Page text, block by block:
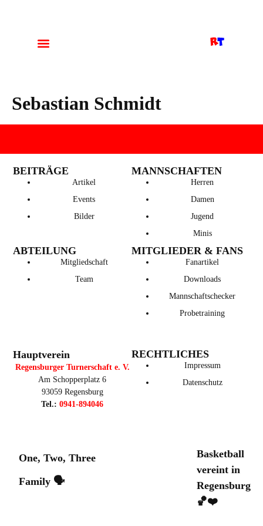
Sebastian Schmidt
BEITRÄGE
Artikel
Events
Bilder
MANNSCHAFTEN
Herren
Damen
Jugend
Minis
ABTEILUNG
Mitgliedschaft
Team
MITGLIEDER & FANS
Fanartikel
Downloads
Mannschaftschecker
Probetraining
Hauptverein
Regensburger Turnerschaft e. V.
Am Schopperplatz 6
93059 Regensburg
Tel.:0941-894046
RECHTLICHES
Impressum
Datenschutz
One, Two, Three
Family 🗣️
Basketball
vereint in
Regensburg
🏀❤️